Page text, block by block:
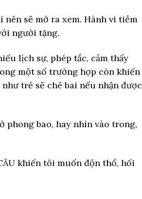
sẽ mở ra xem. Hành vi tiềm
người tặng.
lịch sự, phép tắc, cảm thấy
một số trường hợp còn khiến
trẻ sẽ chê bai nếu nhận được
phong bao, hay nhìn vào trong,